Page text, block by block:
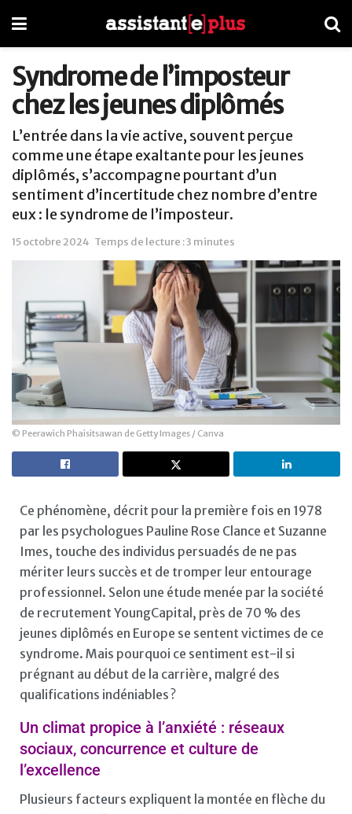
Syndrome de l’imposteur
chez les jeunes diplômés
L’entrée dans la vie active, souvent perçue
comme une étape exaltante pour les jeunes
diplômés, s’accompagne pourtant d’un
sentiment d’incertitude chez nombre d’entre
eux : le syndrome de l’imposteur.
15 octobre 2024 Temps de lecture : 3 minutes
© Peerawich Phaisitsawan de Getty Images / Canva
Ce phénomène, décrit pour la première fois en 1978
par les psychologues Pauline Rose Clance et Suzanne
Imes, touche des individus persuadés de ne pas
mériter leurs succès et de tromper leur entourage
professionnel. Selon une étude menée par la société
de recrutement YoungCapital, près de 70 % des
jeunes diplômés en Europe se sentent victimes de ce
syndrome. Mais pourquoi ce sentiment est-il si
prégnant au début de la carrière, malgré des
qualifications indéniables ?
Un climat propice à l’anxiété : réseaux
sociaux, concurrence et culture de
l’excellence
Plusieurs facteurs expliquent la montée en flèche du